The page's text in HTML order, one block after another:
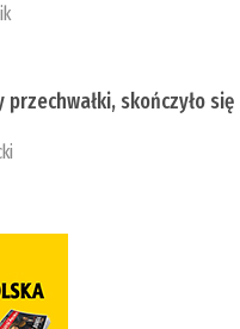
przechwałki, skończyło się